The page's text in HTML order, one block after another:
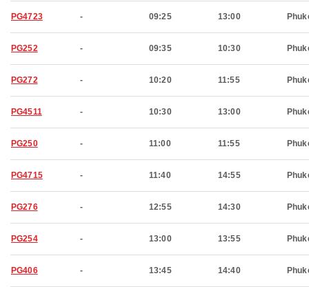
PG4723 - 09:25 13:00
PG252 - 09:35 10:30
PG272 - 10:20 11:55
PG4511 - 10:30 13:00
PG250 - 11:00 11:55
PG4715 - 11:40 14:55
PG276 - 12:55 14:30
PG254 - 13:00 13:55
PG406 - 13:45 14:40